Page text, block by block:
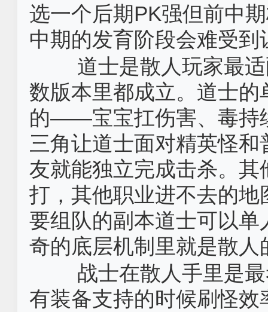
选一个后期PK强但前中
中期的发育阶段会难受到
道士是散人玩家最
数版本里都成立。道士
的——宝宝扛伤害、毒持
三角让道士面对精英怪
友就能独立完成击杀。
打，其他职业进不去的
要组队的副本道士可以
奇的底层机制里就是散人
战士在散人手里是
有装备支持的时候刷怪